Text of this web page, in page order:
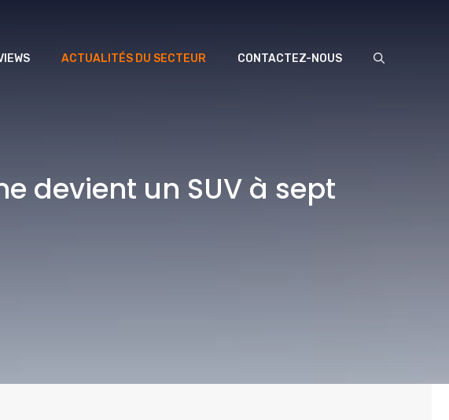
ACTUALITÉS DU SECTEUR CONTACTEZ-NOUS
devient un SUV à sept